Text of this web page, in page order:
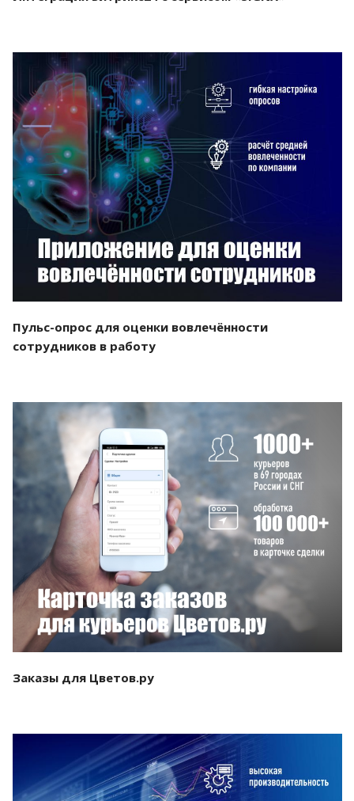
Смотреть проект
Пульс-опрос для оценки вовлечённости
сотрудников в работу
Смотреть проект
Заказы для Цветов.ру